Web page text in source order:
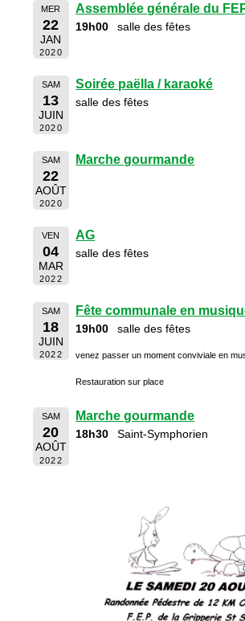
MER
22
JAN
2020
Assemblée générale du
19h00 salle des fêtes
SAM
13
JUIN
2020
Soirée paëlla / karaoké
salle des fêtes
SAM
22
AOÛT
2020
Marche gourmande
VEN
04
MAR
2022
AG
salle des fêtes
SAM
18
JUIN
2022
Fête communale en
19h00 salle des fêtes
venez passer un moment conviviale en
Restauration sur place
SAM
20
AOÛT
2022
Marche gourmande
18h30 Saint-Symphorien